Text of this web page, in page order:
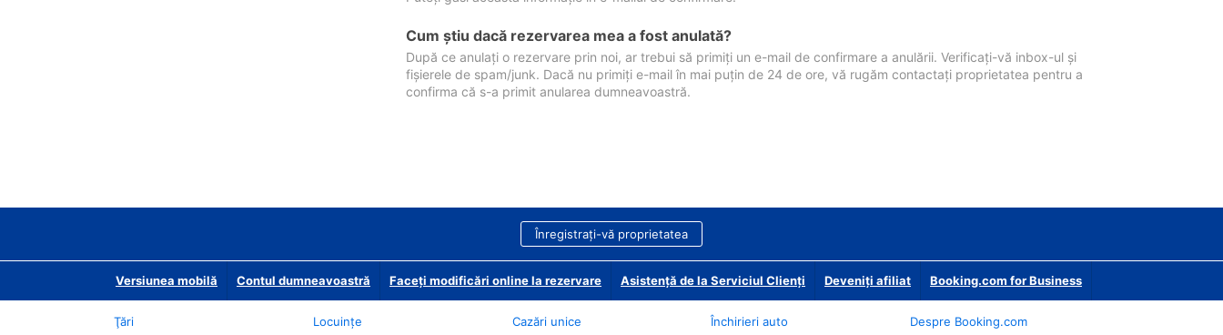
Cum ştiu dacă rezervarea mea a fost anulată?
După ce anulați o rezervare prin noi, ar trebui să primiți un e-mail de confirmare a anulării. Verificați-vă inbox-ul și
fișierele de spam/junk. Dacă nu primiți e-mail în mai puțin de 24 de ore, vă rugăm contactați proprietatea pentru a
confirma că s-a primit anularea dumneavoastră.
Înregistrați-vă proprietatea
Versiunea mobilă Contul dumneavoastră Faceți modificări online la rezervare Asistență de la Serviciul Clienți Deveniţi afiliat Booking.com for Business
Ţări
Locuințe
Cazări unice
Închirieri auto
Despre Booking.com